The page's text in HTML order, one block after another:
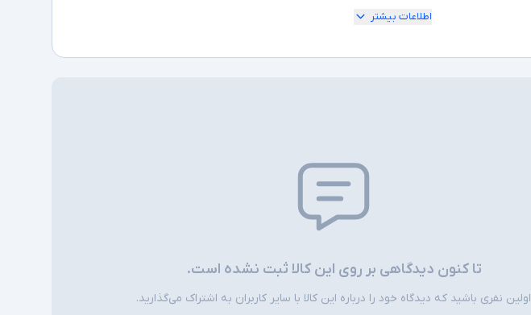
اطلاعات بیشتر
تا کنون دیدگاهی بر روی این کالا ثبت نشده است.
اولین نفری باشید که دیدگاه خود را درباره این کالا با سایر کاربران به اشتراک می‌گذارید.